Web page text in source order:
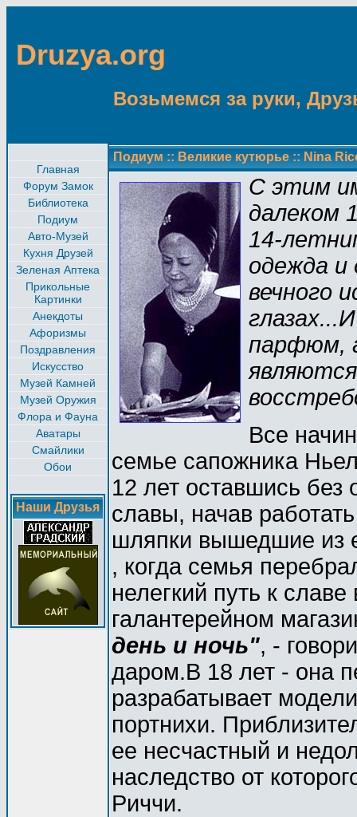
Druzya.org
Возьмемся за руки,
Главная
Форум Замок
Библиотека
Подиум
Авто-Музей
Кухня Друзей
Зеленая Аптека
Прикольные
Картинки
Анекдоты
Афоризмы
Поздравления
Искусство
Музей Камней
Музей Оружия
Флора и Фауна
Аватары
Смайлики
Обои
Наши Друзья
Подиум :: Великие кутюрье :: Nina
С этим
далеком
14-
одежда
вечного
парфюм,
Все
семье сапожника
12 лет оставшись без
славы, начав
шляпки вышедшие из
, когда семья
нелегкий путь к
галантерейном
день и ночь", -
даром.В 18 лет - она
разрабатывает
портнихи.
ее несчастный и
наследство от
Риччи.